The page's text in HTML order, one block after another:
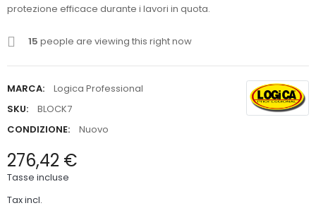
protezione efficace durante i lavori in quota.
15 people are viewing this right now
MARCA:
Logica Professional
SKU:
BLOCK7
CONDIZIONE:
Nuovo
276,42 €
Tasse incluse
Tax incl.